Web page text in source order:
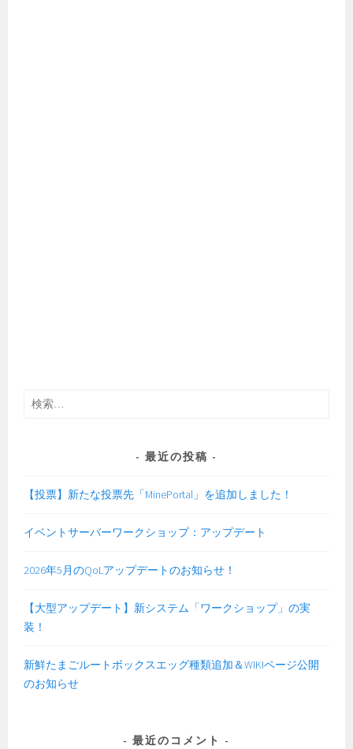
検
最近の投稿
【投票】新たな投票先「MinePortal」を追加しました！
イベントサーバーワークショップ：アップデート
2026年5月のQoLアップデートのお知らせ！
【大型アップデート】新システム「ワークショップ」の実
装！
新鮮たまごルートボックスエッグ種類追加＆WIKIページ公開
のお知らせ
最近のコメント